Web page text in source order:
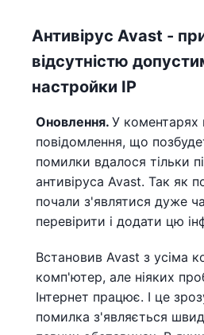
Антивірус Avast -
відсутністю
настройки IP
Оновлення. У коментарях
повідомлення, що
помилки вдалося тільки
антивіруса Avast. Так як
почали з'являтися дуже
перевірити і додати цю
Встановив Avast з усіма
комп'ютер, але ніяких
Інтернет працює. І це
помилка з'являється